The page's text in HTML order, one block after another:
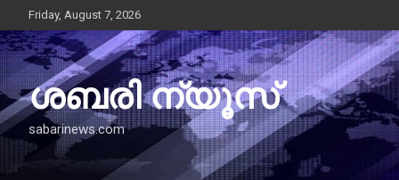
to
content
Friday, August 7, 2026
ശബരി ന്യൂസ്
sabarinews.com